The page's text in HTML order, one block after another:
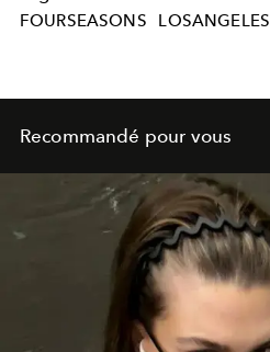
FOURSEASONS LOSANGELES
Recommandé pour vous